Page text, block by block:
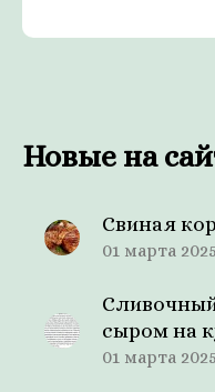
Новые на
Свиная
01 марта 2025
сыром на
01 марта 2025